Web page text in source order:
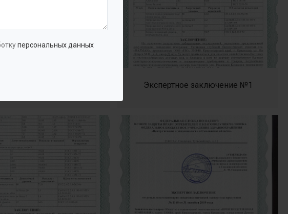
персональных данных
заключение №1
Экспертное заключение №1